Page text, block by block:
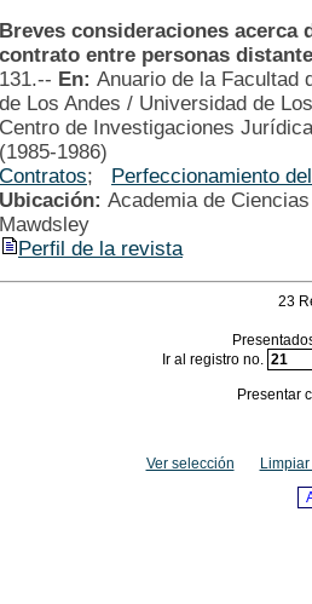
Breves consideraciones acerca
contrato entre personas
131.-- En: Anuario de la Facultad
de Los Andes / Universidad de
Centro de Investigaciones
(1985-1986)
Contratos; Perfeccionamiento
Ubicación: Academia de
Mawdsley
Perfil de la revista
23
Ir al registro no.
Presentar
Ver selección